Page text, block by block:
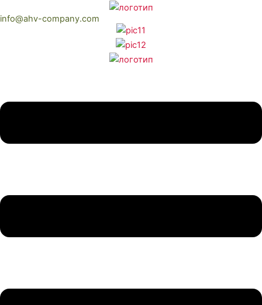
кinfo@ahv-company.com